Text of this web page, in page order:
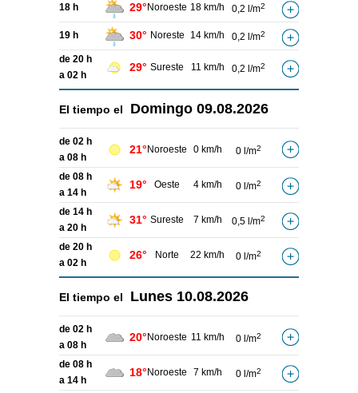
18 h 29° Noroeste 18 km/h 0,2 l/m2
19 h 30° Noreste 14 km/h 0,2 l/m2
de 20 h
a 02 h
29° Sureste 11 km/h 0,2 l/m2
El tiempo el Domingo 09.08.2026
de 02 h
a 08 h
21° Noroeste 0 km/h 0 l/m2
de 08 h
a 14 h
19° Oeste 4 km/h 0 l/m2
de 14 h
a 20 h
31° Sureste 7 km/h 0,5 l/m2
de 20 h
a 02 h
26° Norte 22 km/h 0 l/m2
El tiempo el Lunes 10.08.2026
de 02 h
a 08 h
20° Noroeste 11 km/h 0 l/m2
de 08 h
a 14 h
18° Noroeste 7 km/h 0 l/m2